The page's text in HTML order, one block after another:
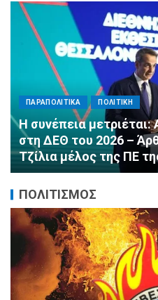
ΠΑΡΑΠΟΛΙΤΙΚΑ ΠΟΛΙΤΙΚΗ
Αλληλεγγύη χωρίς
εμφιαλωμένα νερά για
Μέγαρα από τη ΔΕΕΠ
ΔΗΜ.Τ.Ο.
ΠΟΛΙΤΙΣΜΟΣ